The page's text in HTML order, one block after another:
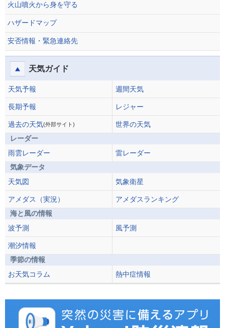
火山噴火から身を守る
ハザードマップ
安否情報・緊急連絡先
天気ガイド
天気予報 週間天気
長期予報 レジャー
過去の天気(外部サイト)
世界の天気
レーダー
雨雲レーダー
雷レーダー
気象データ
天気図
気象衛星
アメダス（実況）
アメダスランキング
海と風の情報
波予測
風予測
潮汐情報
季節の情報
お天気コラム
熱中症情報